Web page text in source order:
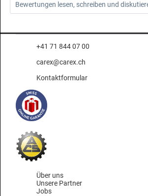
Bewertungen lesen, schreiben und
+41 71 844 07 00
carex@carex.ch
Kontaktformular
Über uns
Unsere Partner
Jobs